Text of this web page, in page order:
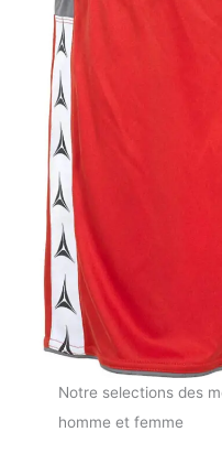
Notre selections des
homme et femme